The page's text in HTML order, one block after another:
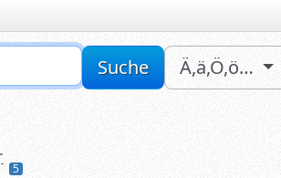
Suche Ä,ä,Ö,ö…
5